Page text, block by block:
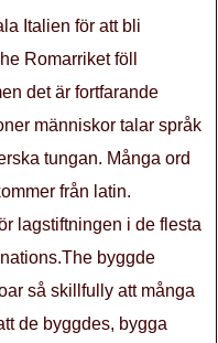
Italien för att bli
Romarriket föll
det är fortfarande
människor talar språk
tungan. Många ord
från latin.
lagstiftningen i de flesta
byggde
så skillfully att många
de byggdes, bygga